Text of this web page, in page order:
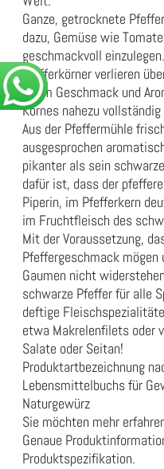
Ganze, getrocknete
dazu, Gemüse wie
geschmackvoll
Pfefferkörner verlieren
ihrem Geschmack und
Kornes nahezu
Aus der Pfeffermühle
ausgesprochen
pikanter als sein
dafür ist, dass der
Piperin, im Pfefferkern
im Fruchtfleisch des
Mit der Voraussetzung,
Pfeffergeschmack
Gaumen nicht
schwarze Pfeffer für alle
deftige
etwa Makrelenfilets oder
Salate oder Seitan!
Produktartbezeichnung
Lebensmittelbuchs für
Naturgewürz
Sie möchten mehr
Genaue
Produktspezifikation.